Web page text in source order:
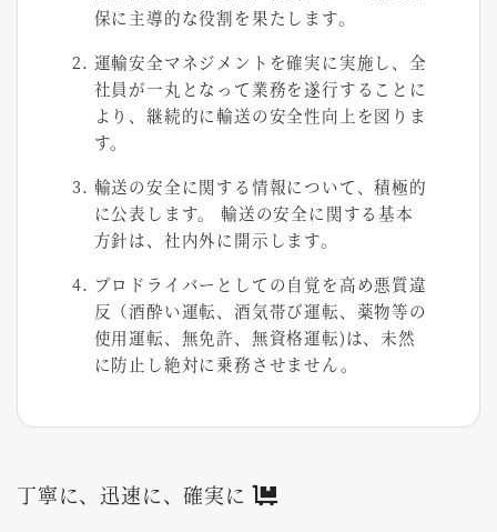
保に主導的な役割を果たします。
運輸安全マネジメントを確実に実施し、全
社員が一丸となって業務を遂行することに
より、継続的に輸送の安全性向上を図りま
す。
輸送の安全に関する情報について、積極的
に公表します。 輸送の安全に関する基本
方針は、社内外に開示します。
プロドライバーとしての自覚を高め悪質違
反（酒酔い運転、酒気帯び運転、薬物等の
使用運転、無免許、無資格運転)は、未然
に防止し絶対に乗務させません。
丁寧に、迅速に、確実に